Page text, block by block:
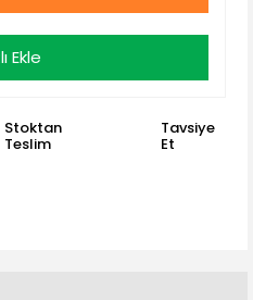
Ekle
Stoktan
Teslim
Tavsiye
Et